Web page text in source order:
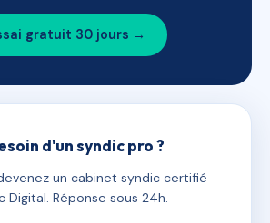
gratuit 30 jours →
d'un syndic pro ?
un cabinet syndic certifié
Digital. Réponse sous 24h.